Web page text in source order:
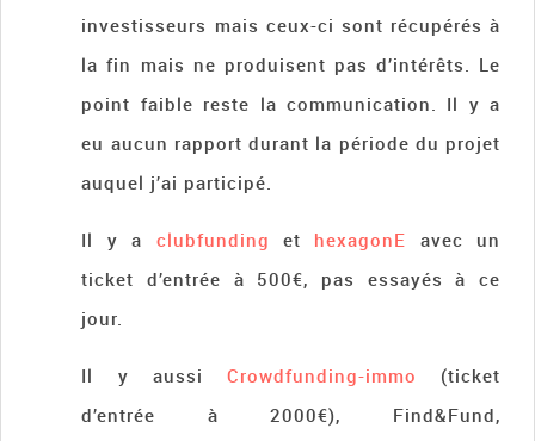
investisseurs mais ceux-ci sont récupérés à
la fin mais ne produisent pas d’intérêts. Le
point faible reste la communication. Il y a
eu aucun rapport durant la période du projet
auquel j’ai participé.
Il y a clubfunding et hexagonE avec un
ticket d’entrée à 500€, pas essayés à ce
jour.
Il y aussi Crowdfunding-immo (ticket
d’entrée à 2000€), Find&Fund,